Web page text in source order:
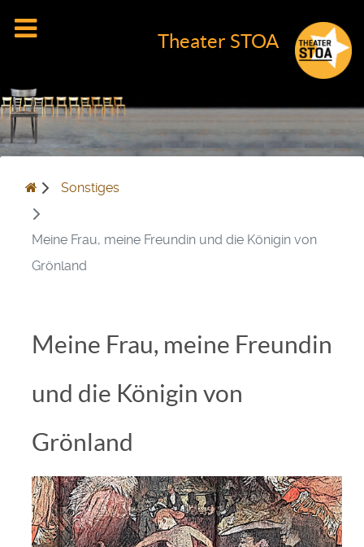
Theater STOA
Sonstiges
Meine Frau, meine Freundin und die Königin von
Grönland
Meine Frau, meine Freundin
und die Königin von
Grönland